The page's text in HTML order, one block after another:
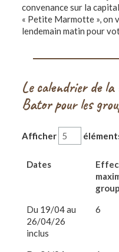
convenance sur la
« Petite Marmotte », on
lendemain matin pour
Le calendrier de
Bator pour les
Afficher
Dates
Du 19/04 au
26/04/26
inclus
6